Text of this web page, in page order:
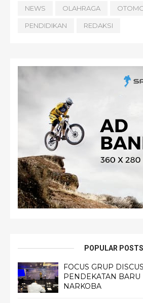
NEWS OLAHRAGA
PENDIDIKAN REDAKSI
POPULAR POSTS
FOCUS GRUP
PENDEKATAN
NARKOBA